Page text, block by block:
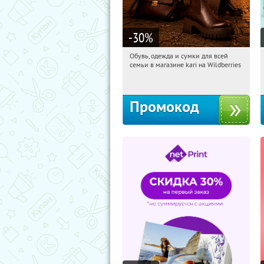
-30%
17:31:47 Получили:
Обувь, одежда и сумки для всей
семьи в магазине kari на Wildberries
Промокод